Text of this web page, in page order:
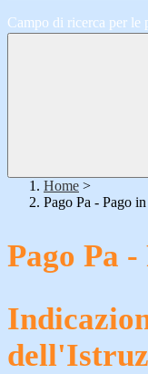
Campo di ricerca per le
Home >
Pago Pa - Pago
Pago Pa